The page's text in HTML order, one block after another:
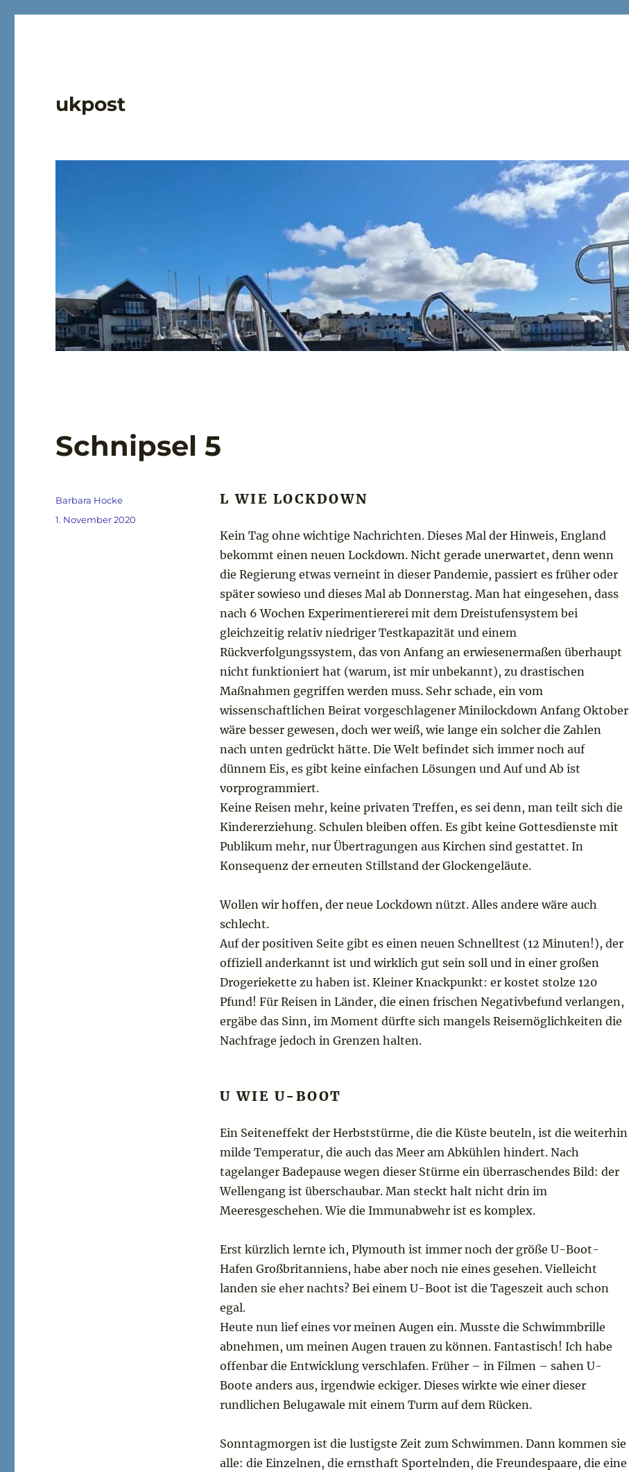
ukpost
Schnipsel 5
L WIE LOCKDOWN
Kein Tag ohne wichtige Nachrichten. Dieses Mal der Hinweis, England
bekommt einen neuen Lockdown. Nicht gerade unerwartet, denn wenn
die Regierung etwas verneint in dieser Pandemie, passiert es früher oder
später sowieso und dieses Mal ab Donnerstag. Man hat eingesehen, dass
nach 6 Wochen Experimentiererei mit dem Dreistufensystem bei
gleichzeitig relativ niedriger Testkapazität und einem
Rückverfolgungssystem, das von Anfang an erwiesenermaßen überhaupt
nicht funktioniert hat (warum, ist mir unbekannt), zu drastischen
Maßnahmen gegriffen werden muss. Sehr schade, ein vom
wissenschaftlichen Beirat vorgeschlagener Minilockdown Anfang Oktober
wäre besser gewesen, doch wer weiß, wie lange ein solcher die Zahlen
nach unten gedrückt hätte. Die Welt befindet sich immer noch auf
dünnem Eis, es gibt keine einfachen Lösungen und Auf und Ab ist
vorprogrammiert.
Keine Reisen mehr, keine privaten Treffen, es sei denn, man teilt sich die
Kindererziehung. Schulen bleiben offen. Es gibt keine Gottesdienste mit
Publikum mehr, nur Übertragungen aus Kirchen sind gestattet. In
Konsequenz der erneuten Stillstand der Glockengeläute.
Wollen wir hoffen, der neue Lockdown nützt. Alles andere wäre auch
schlecht.
Auf der positiven Seite gibt es einen neuen Schnelltest (12 Minuten!), der
offiziell anderkannt ist und wirklich gut sein soll und in einer großen
Drogeriekette zu haben ist. Kleiner Knackpunkt: er kostet stolze 120
Pfund! Für Reisen in Länder, die einen frischen Negativbefund verlangen,
ergäbe das Sinn, im Moment dürfte sich mangels Reisemöglichkeiten die
Nachfrage jedoch in Grenzen halten.
U WIE U-BOOT
Ein Seiteneffekt der Herbststürme, die die Küste beuteln, ist die weiterhin
milde Temperatur, die auch das Meer am Abkühlen hindert. Nach
tagelanger Badepause wegen dieser Stürme ein überraschendes Bild: der
Wellengang ist überschaubar. Man steckt halt nicht drin im
Meeresgeschehen. Wie die Immunabwehr ist es komplex.
Erst kürzlich lernte ich, Plymouth ist immer noch der größe U-Boot-
Hafen Großbritanniens, habe aber noch nie eines gesehen. Vielleicht
landen sie eher nachts? Bei einem U-Boot ist die Tageszeit auch schon
egal.
Heute nun lief eines vor meinen Augen ein. Musste die Schwimmbrille
abnehmen, um meinen Augen trauen zu können. Fantastisch! Ich habe
offenbar die Entwicklung verschlafen. Früher – in Filmen – sahen U-
Boote anders aus, irgendwie eckiger. Dieses wirkte wie einer dieser
rundlichen Belugawale mit einem Turm auf dem Rücken.
Sonntagmorgen ist die lustigste Zeit zum Schwimmen. Dann kommen sie
alle: die Einzelnen, die ernsthaft Sportelnden, die Freundespaare, die eine
Autor
Barbara Hocke
Veröffentlicht
1. November 2020